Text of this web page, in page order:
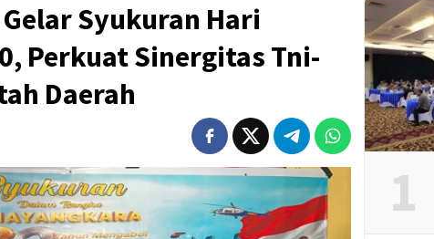
Syukuran Hari
Perkuat Sinergitas Tni-
Daerah
1